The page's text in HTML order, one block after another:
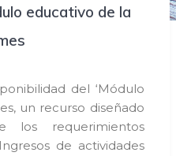
educativo de la
del ‘Módulo
un recurso diseñado
los requerimientos
de actividades